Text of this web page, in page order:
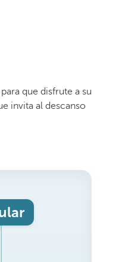
que disfrute a su
invita al descanso